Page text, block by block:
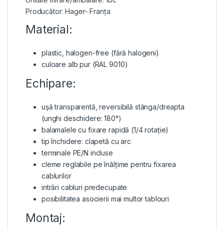
Producător: Hager- Franța
Material:
plastic, halogen-free (fără halogeni)
culoare alb pur (RAL 9010)
Echipare:
ușă transparentă, reversibilă stânga/dreapta
(unghi deschidere: 180°)
balamalele cu fixare rapidă (1/4 rotație)
tip închidere: clapetă cu arc
terminale PE/N incluse
cleme reglabile pe înălțime pentru fixarea
cablurilor
intrări cabluri predecupate
posibilitatea asocierii mai multor tablouri
Montaj: